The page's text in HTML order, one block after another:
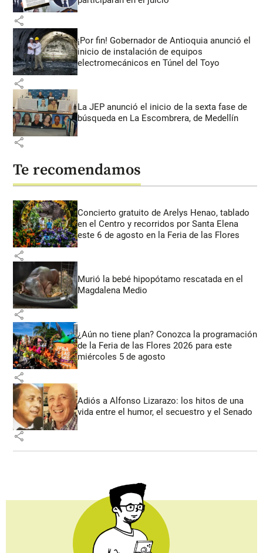
share
¡Por fin! Gobernador de Antioquia anunció el
inicio de instalación de equipos
electromecánicos en Túnel del Toyo
share
La JEP anunció el inicio de la sexta fase de
búsqueda en La Escombrera, de Medellín
share
Te recomendamos
Concierto gratuito de Arelys Henao, tablado
en el Centro y recorridos por Santa Elena
este 6 de agosto en la Feria de las Flores
share
Murió la bebé hipopótamo rescatada en el
Magdalena Medio
share
¿Aún no tiene plan? Conozca la programación
de la Feria de las Flores 2026 para este
miércoles 5 de agosto
share
Adiós a Alfonso Lizarazo: los hitos de una
vida entre el humor, el secuestro y el Senado
share